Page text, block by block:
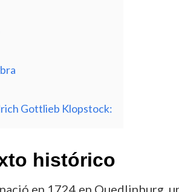
Gottlieb Klopstock:
histórico
en 1724 en Quedlinburg,